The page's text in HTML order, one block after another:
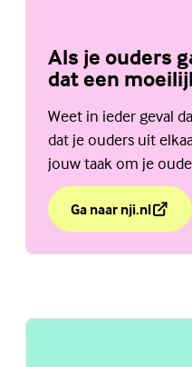
Als je ouders
dat een
Weet in ieder geval
dat je ouders uit
jouw taak om je
maken. Bekijk de
Ga naar nji.nl
over Als je ouders
(Externe link)